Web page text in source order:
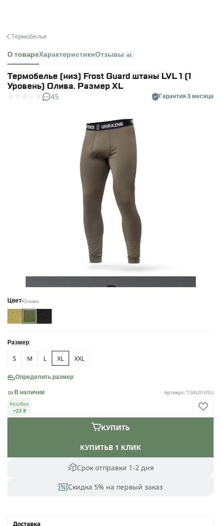
Термобелье
О товареХарактеристикиОтзывы 45
Термобелье (низ) Frost Guard штаны LVL 1 (1
Уровень) Олива. Размер XL
45 Гарантия 3 месяца
Цвет Олива
Размер
S M L XL XXL
Определить размер
Срок отправки 1-2 дня
Скидка 5% на первый заказ
КУПИТЬВ 1 КЛИК
КУПИТЬ
В наличии
Артикул: TGXL0105U
Кешбек
+23 ₴
Доставка